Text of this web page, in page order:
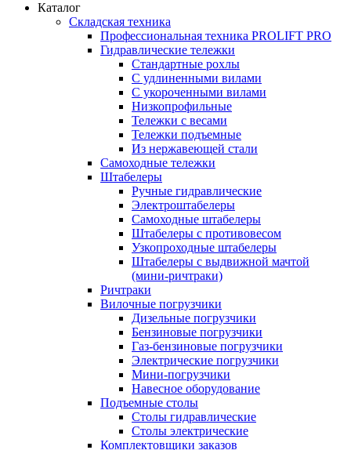
Каталог
Складская техника
Профессиональная техника PROLIFT PRO
Гидравлические тележки
Стандартные рохлы
С удлиненными вилами
С укороченными вилами
Низкопрофильные
Тележки с весами
Тележки подъемные
Из нержавеющей стали
Самоходные тележки
Штабелеры
Ручные гидравлические
Электроштабелеры
Самоходные штабелеры
Штабелеры с противовесом
Узкопроходные штабелеры
Штабелеры с выдвижной мачтой
(мини-ричтраки)
Ричтраки
Вилочные погрузчики
Дизельные погрузчики
Бензиновые погрузчики
Газ-бензиновые погрузчики
Электрические погрузчики
Мини-погрузчики
Навесное оборудование
Подъемные столы
Столы гидравлические
Столы электрические
Комплектовщики заказов